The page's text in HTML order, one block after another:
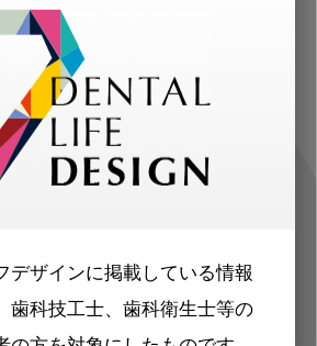
デザインに掲載している情報
歯科技工士、歯科衛生士等の
いた職種（歯科医師、歯
科技工士）に合わせた内
ガジンをお届けします。